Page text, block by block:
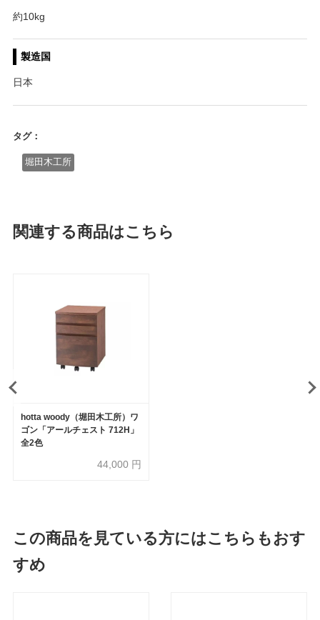
約10kg
製造国
日本
タグ：
堀田木工所
関連する商品はこちら
hotta woody（堀田木工所）ワ
ゴン「アールチェスト 712H」
全2色
44,000 円
この商品を見ている方にはこちらもおす
すめ